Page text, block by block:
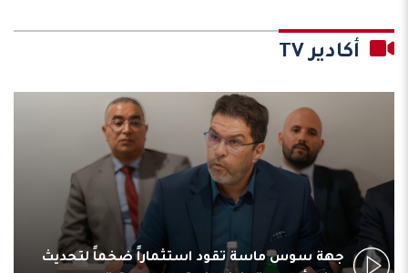
أكادير TV
جهة سوس ماسة تقود استثماراً ضخماً لتحديث